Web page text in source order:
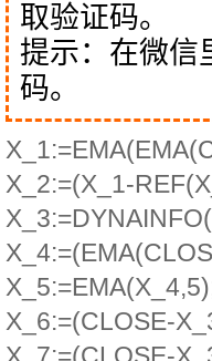
取验证码。
提示：在微信
码。
X_2:=(X_1-
X_6:=(CLOSE-